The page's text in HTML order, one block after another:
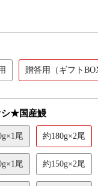
贈答用（ギフト
シ★国産鰻
尾 約180g×2尾
尾 約150g×2尾